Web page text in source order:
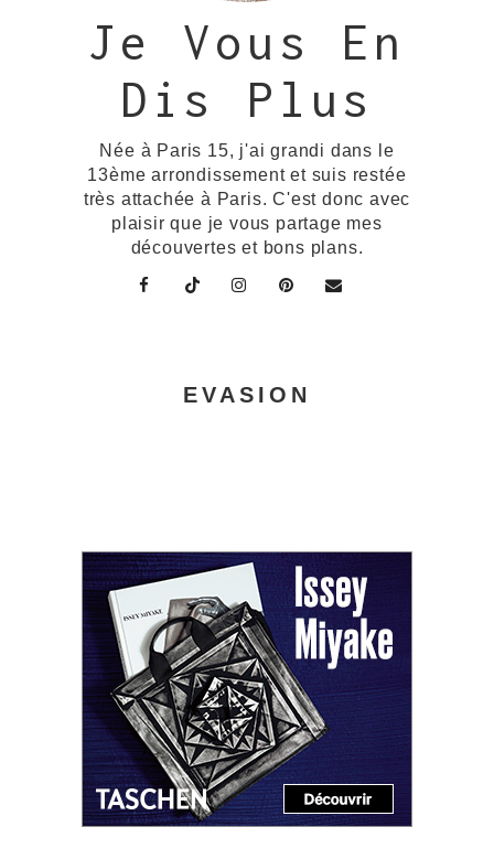
Je Vous En
Dis Plus
Née à Paris 15, j'ai grandi dans le
13ème arrondissement et suis restée
très attachée à Paris. C'est donc avec
plaisir que je vous partage mes
découvertes et bons plans.
EVASION